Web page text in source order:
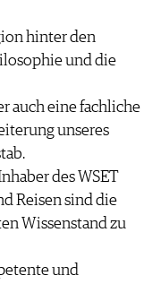
hinter den
und die
auch eine fachliche
unseres
des WSET
Reisen sind die
Wissenstand zu
und